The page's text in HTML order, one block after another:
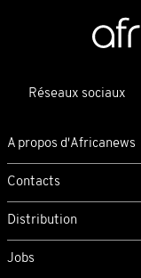
Réseaux sociaux
A propos d'Africanews
Contacts
Distribution
Jobs